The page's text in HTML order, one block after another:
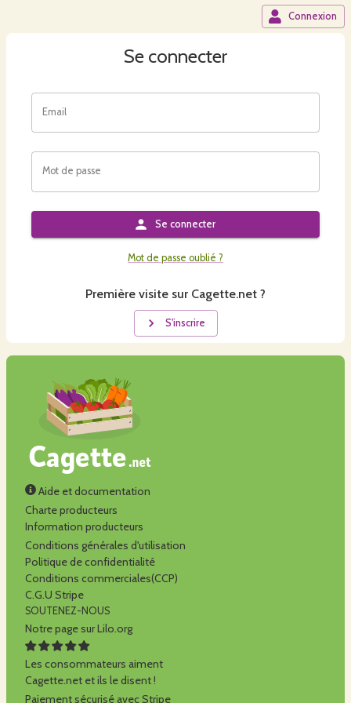
Connexion
Se connecter
Email
Mot de passe
Se connecter
Mot de passe oublié ?
Première visite sur Cagette.net ?
S'inscrire
Aide et documentation
Charte producteurs
Information producteurs
Conditions générales d'utilisation
Politique de confidentialité
Conditions commerciales(CCP)
C.G.U Stripe
SOUTENEZ-NOUS
Notre page sur Lilo.org
Les consommateurs aiment
Cagette.net et ils le disent !
Paiement sécurisé avec Stripe